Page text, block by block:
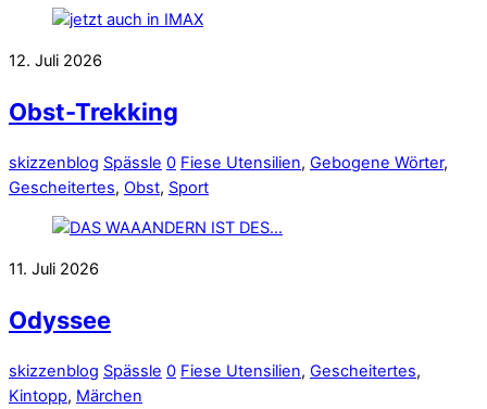
12. Juli 2026
Obst-Trekking
skizzenblog Spässle 0 Fiese Utensilien, Gebogene Wörter,
Gescheitertes, Obst, Sport
11. Juli 2026
Odyssee
skizzenblog Spässle 0 Fiese Utensilien, Gescheitertes,
Kintopp, Märchen